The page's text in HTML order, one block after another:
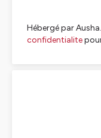
Hébergé par
confidentialite